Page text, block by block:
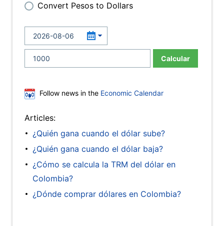
Convert Pesos to Dollars
Calcular
Follow news in the Economic Calendar
Articles:
¿Quién gana cuando el dólar sube?
¿Quién gana cuando el dólar baja?
¿Cómo se calcula la TRM del dólar en
Colombia?
¿Dónde comprar dólares en Colombia?